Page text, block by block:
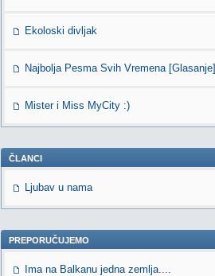
Ekoloski divljak
Najbolja Pesma Svih Vremena [Glasanje]
Mister i Miss MyCity :)
ČLANCI
Ljubav u nama
PREPORUČUJEMO
Ima na Balkanu jedna zemlja....